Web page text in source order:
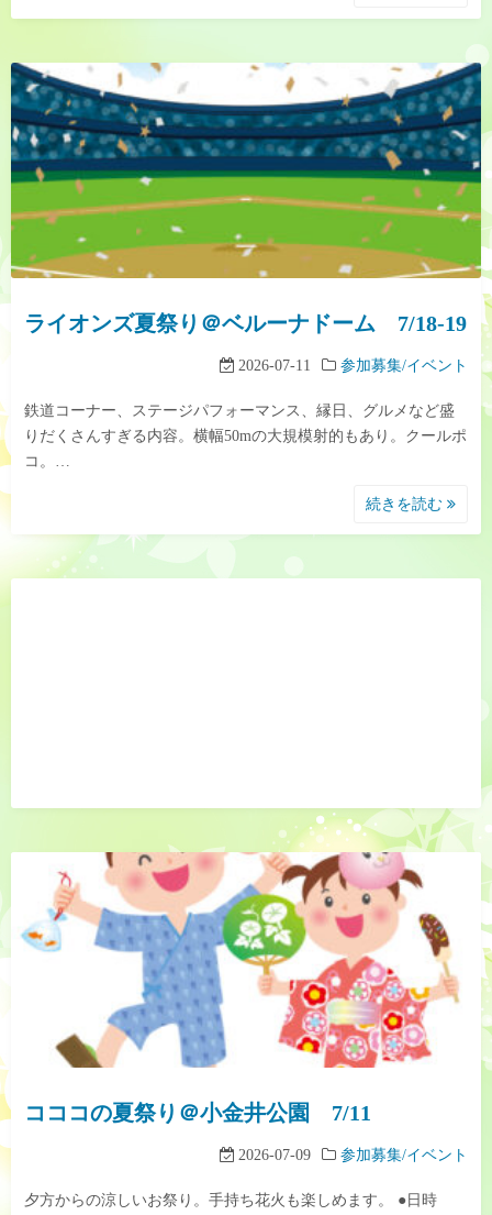
ライオンズ夏祭り＠ベルーナドーム 7/18-19
2026-07-11 参加募集/イベント
鉄道コーナー、ステージパフォーマンス、縁日、グルメなど盛
りだくさんすぎる内容。横幅50mの大規模射的もあり。クールポ
コ。…
続きを読む
コココの夏祭り＠小金井公園 7/11
2026-07-09 参加募集/イベント
夕方からの涼しいお祭り。手持ち花火も楽しめます。 ●日時